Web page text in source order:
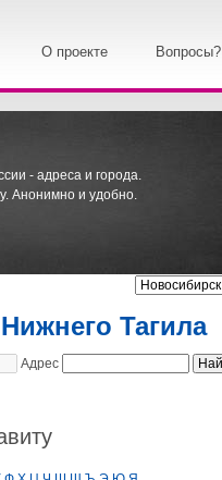
О проекте Вопросы?
- адреса и города.
Анонимно и удобно.
Тагила
Адрес